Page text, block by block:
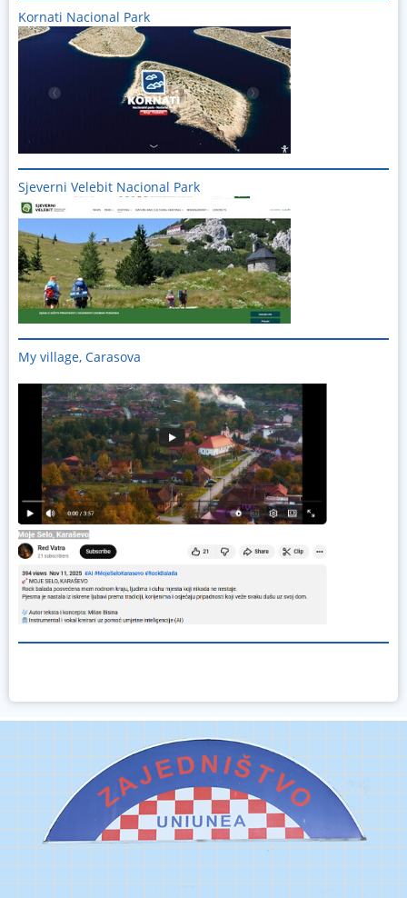
Kornati Nacional Park
Imagine
Sjeverni Velebit Nacional Park
Imagine
My village, Carasova